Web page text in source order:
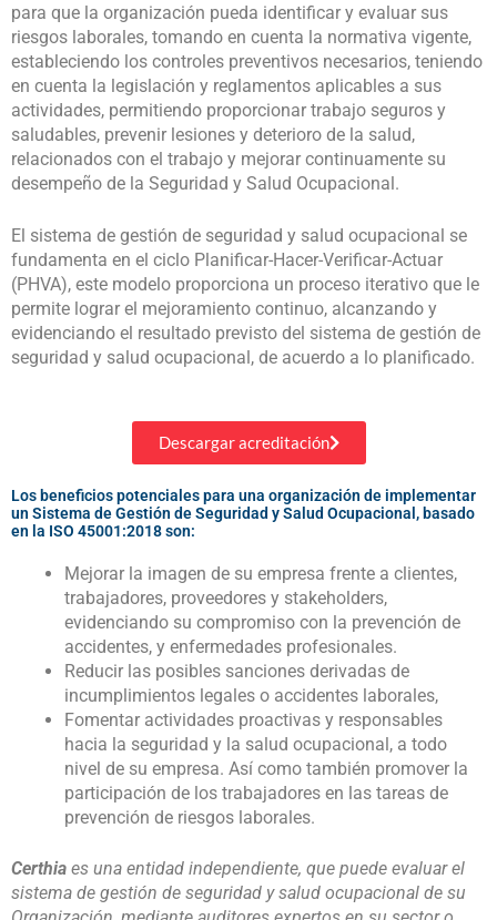
para que la organización pueda identificar y evaluar sus
riesgos laborales, tomando en cuenta la normativa vigente,
estableciendo los controles preventivos necesarios, teniendo
en cuenta la legislación y reglamentos aplicables a sus
actividades, permitiendo proporcionar trabajo seguros y
saludables, prevenir lesiones y deterioro de la salud,
relacionados con el trabajo y mejorar continuamente su
desempeño de la Seguridad y Salud Ocupacional.
El sistema de gestión de seguridad y salud ocupacional se
fundamenta en el ciclo Planificar-Hacer-Verificar-Actuar
(PHVA), este modelo proporciona un proceso iterativo que le
permite lograr el mejoramiento continuo, alcanzando y
evidenciando el resultado previsto del sistema de gestión de
seguridad y salud ocupacional, de acuerdo a lo planificado.
Descargar acreditación
Los beneficios potenciales para una organización de implementar
un Sistema de Gestión de Seguridad y Salud Ocupacional, basado
en la ISO 45001:2018 son:
Mejorar la imagen de su empresa frente a clientes,
trabajadores, proveedores y stakeholders,
evidenciando su compromiso con la prevención de
accidentes, y enfermedades profesionales.
Reducir las posibles sanciones derivadas de
incumplimientos legales o accidentes laborales,
Fomentar actividades proactivas y responsables
hacia la seguridad y la salud ocupacional, a todo
nivel de su empresa. Así como también promover la
participación de los trabajadores en las tareas de
prevención de riesgos laborales.
Certhia es una entidad independiente, que puede evaluar el
sistema de gestión de seguridad y salud ocupacional de su